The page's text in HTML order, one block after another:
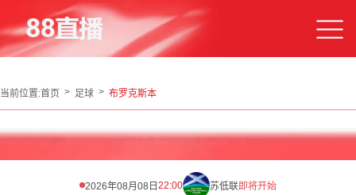
当前位置:首页 足球 布罗克斯本
2026年08月08日 22:00 苏低联即将开始